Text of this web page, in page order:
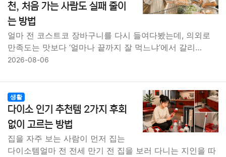
천, 처음 가는 사람도 실패 줄이
는 방법
얼마 전 코스트코 장바구니를 다시 들여다봤는데, 의외로
만족도는 맛보다 ‘얼마나 끝까지 잘 먹느냐’에서 갈리…
2026-08-06
생활
다이소 인기 추천템 2가지 후회
없이 고르는 방법
집을 자주 보는 사람이 먼저 집는
다이소템얼마 전 전세 만기 전 집을 보러 다니는 지인을 따